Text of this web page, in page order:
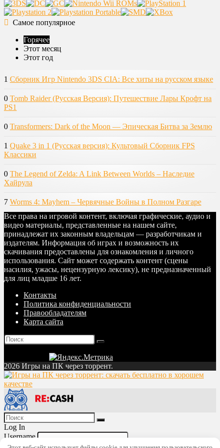
Самое популярное
Горячее
Этот месяц
Этот год
1 Сборник Игр Nintendo 3DS CIA: Все хиты на русском языке
0 Tomb Raider (Русская Версия): Путешествие Лары Крофт на
PS1
0 Transformers: Dark of the Moon — Эпическая Битва за Землю
1 Quake 3 in 1 (Русская версия): Культовый Сборник FPS
Классики
0 The Legend of Zelda: A Link Between Worlds – Наследие
Хайрула
7 Worms 4: Mayhem – Червячные Войны в Полном Разгаре
Все права на игровой контент, включая графические, аудио и
видео материалы, представленные на нашем сайте,
принадлежат их законным владельцам — разработчикам и
издателям. Информация об играх и возможность их
скачивания предоставлены для ознакомления и личного
использования. Сайт может содержать контент (сцены
насилия, ужасы, нецензурную лексику), не предназначенный
для лиц младше 16 лет.
Контакты
Политика конфиденциальности
Правообладателям
Карта сайта
2026 Игры на ПК через торрент.
Log In
Username